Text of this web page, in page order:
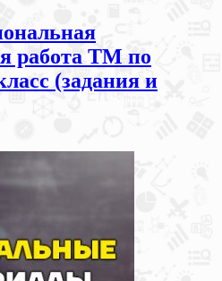
работа ТМ по
(задания и